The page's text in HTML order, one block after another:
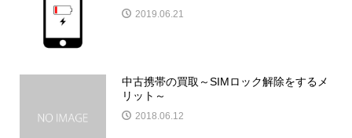
2019.06.21
中古携帯の買取～SIMロック解除をするメ
リット～
2018.06.12